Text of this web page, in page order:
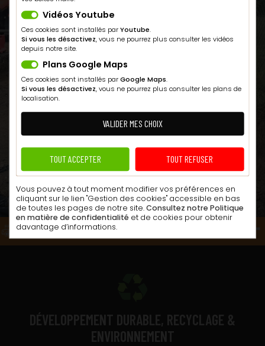
DÉVELOPPEMENT DURABLE, RECYCLAGE &
ENVIRONNEMENT
Vidéos Youtube
Ces cookies sont installés parYoutube.
Si vous les désactivez, vous ne pourrez plus consulter les vidéos
depuis notre site.
Plans Google Maps
Ces cookies sont installés parGoogle Maps.
Si vous les désactivez, vous ne pourrez plus consulter les plans de
localisation.
VALIDER MES CHOIX
TOUT ACCEPTER TOUT REFUSER
Vous pouvez à tout moment modifier vos préférences en
cliquant sur le lien "Gestion des cookies" accessible en bas
de toutes les pages de notre site.Consultez notre Politique
en matière de confidentialitéet de cookies pour obtenir
davantage d’informations.